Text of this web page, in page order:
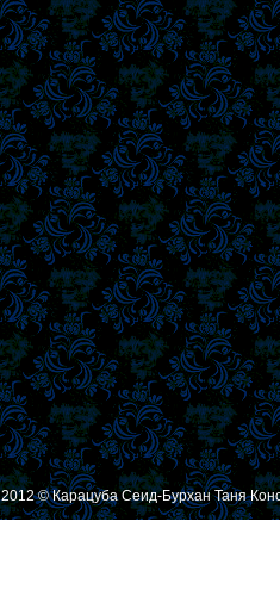
2012 © Карацуба Сеид-Бурхан Таня